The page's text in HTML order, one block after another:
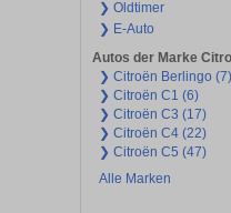
❯ Oldtimer
❯ E-Auto
Autos der Marke
❯ Citroën Berlingo (7)
❯ Citroën C1 (6)
❯ Citroën C3 (17)
❯ Citroën C4 (22)
❯ Citroën C5 (47)
Alle Marken